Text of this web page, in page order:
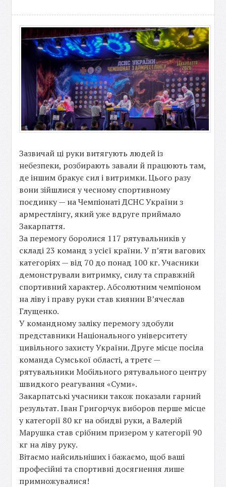
Зазвичай ці руки витягують людей із
небезпеки, розбирають завали й працюють там,
де іншим бракує сил і витримки. Цього разу
вони зійшлися у чесному спортивному
поєдинку — на Чемпіонаті ДСНС України з
армрестлінгу, який уже вдруге приймало
Закарпаття.
За перемогу боролися 117 рятувальників у
складі 23 команд з усієї країни. У п’яти вагових
категоріях — від 70 до понад 100 кг. Учасники
демонстрували витримку, силу та справжній
спортивний характер. Абсолютним чемпіоном
на ліву і праву руки став киянин Вʼячеслав
Глущенко.
У командному заліку перемогу здобули
представники Національного університету
цивільного захисту України. Друге місце посіла
команда Сумської області, а третє —
рятувальники Мобільного рятувального центру
швидкого реагування «Суми».
Закарпатські учасники також показали гарний
результат. Іван Григорчук виборов перше місце
у категорії 80 кг на обидві руки, а Валерій
Марушка став срібним призером у категорії 90
кг на ліву руку.
Вітаємо найсильніших і бажаємо, щоб ваші
професійні та спортивні досягнення лише
примножувалися!